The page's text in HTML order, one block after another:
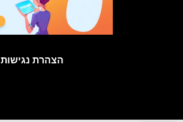
הצהרת נגישות